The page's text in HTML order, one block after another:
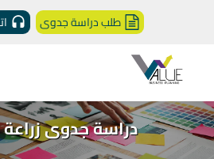
طلب دراسة جدوى
دراسة جدوى زراعة